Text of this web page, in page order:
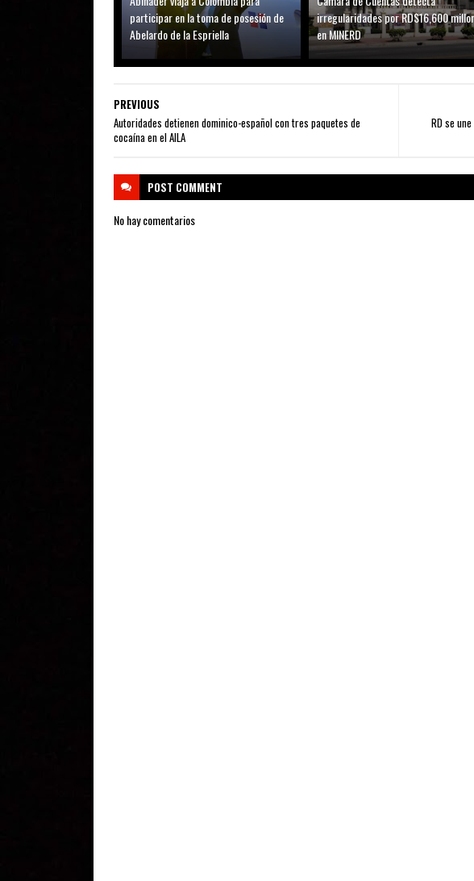
participar en la toma de posesión de
Abelardo de la Espriella
irregularidades por RD$16,600
en MINERD
RD se
PREVIOUS
Autoridades detienen dominico-español con tres paquetes de
cocaína en el AILA
POST COMMENT
No hay comentarios